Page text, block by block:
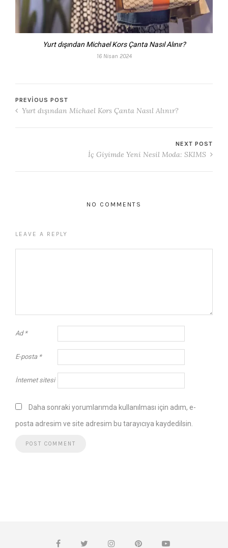
Yurt dışından Michael Kors Çanta Nasıl Alınır?
16 Nisan 2024
PREVIOUS POST
Yurt dışından Michael Kors Çanta Nasıl Alınır?
NEXT POST
İç Giyimde Yeni Nesil Moda: SKIMS
NO COMMENTS
LEAVE A REPLY
Ad *
E-posta *
İnternet sitesi
Daha sonraki yorumlarımda kullanılması için adım, e-
posta adresim ve site adresim bu tarayıcıya kaydedilsin.